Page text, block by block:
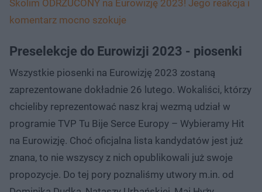
Skolim ODRZUCONY na Eurowizję 2023! Jego reakcja i
komentarz mocno szokuje
Preselekcje do Eurowizji 2023 - piosenki
Wszystkie piosenki na Eurowizję 2023 zostaną
zaprezentowane dokładnie 26 lutego. Wokaliści, którzy
chcieliby reprezentować nasz kraj wezmą udział w
programie TVP Tu Bije Serce Europy – Wybieramy Hit
na Eurowizję. Choć oficjalna lista kandydatów jest już
znana, to nie wszyscy z nich opublikowali już swoje
propozycje. Do tej pory poznaliśmy utwory m.in. od